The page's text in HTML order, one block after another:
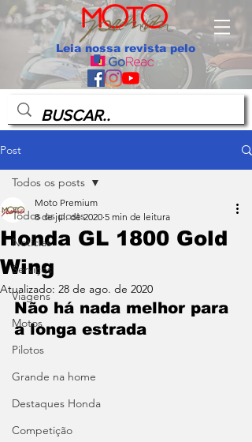
Leia nossa revista pelo
Post
Todos os posts
Notícias
Serviços
Viagens
Motos
Pilotos
Grande na home
Destaques Honda
Competição
Todos os posts
Honda GL 1800 Gold
Wing
Moto Premium
8 de jul. de 2020 5 min de leitura
Atualizado: 28 de ago. de 2020
Não há nada melhor para
a longa estrada